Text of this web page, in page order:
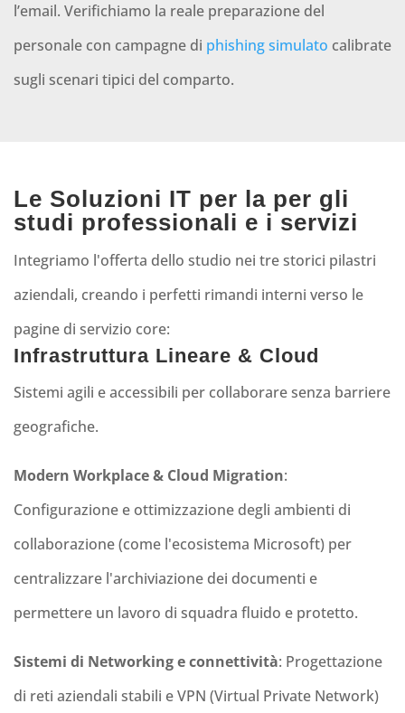
l’email. Verifichiamo la reale preparazione del
personale con campagne di phishing simulato calibrate
sugli scenari tipici del comparto.
Le Soluzioni IT per la per gli
studi professionali e i servizi
Integriamo l'offerta dello studio nei tre storici pilastri
aziendali, creando i perfetti rimandi interni verso le
pagine di servizio core:
Infrastruttura Lineare & Cloud
Sistemi agili e accessibili per collaborare senza barriere
geografiche.
Modern Workplace& Cloud Migration:
Configurazione e ottimizzazione degli ambienti di
collaborazione (come l'ecosistema Microsoft) per
centralizzare l'archiviazione dei documenti e
permettere un lavoro di squadra fluido e protetto.
Sistemi di Networking e connettività: Progettazione
di reti aziendali stabili e VPN (Virtual Private Network)